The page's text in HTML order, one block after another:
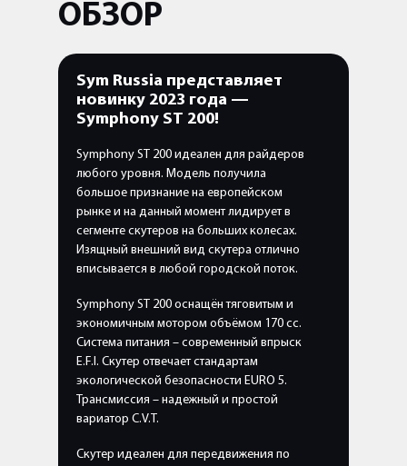
ОБЗОР
Sym Russia представляет
новинку 2023 года —
Symphony ST 200!
Symphony ST 200 идеален для райдеров
любого уровня. Модель получила
большое признание на европейском
рынке и на данный момент лидирует в
сегменте скутеров на больших колесах.
Изящный внешний вид скутера отлично
вписывается в любой городской поток.
Symphony ST 200 оснащён тяговитым и
экономичным мотором объёмом 170 сс.
Система питания – современный впрыск
E.F.I. Скутер отвечает стандартам
экологической безопасности EURO 5.
Трансмиссия – надежный и простой
вариатор C.V.T.
Скутер идеален для передвижения по